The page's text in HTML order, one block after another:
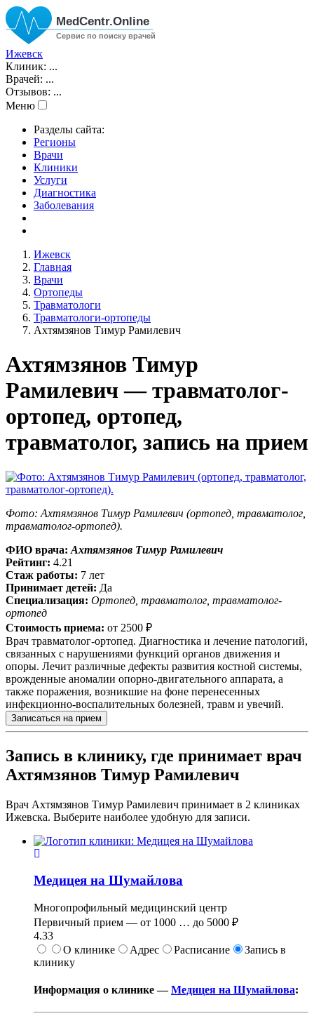
Ижевск
Клиник: ...
Врачей: ...
Отзывов: ...
Меню
Разделы сайта:
Регионы
Врачи
Клиники
Услуги
Диагностика
Заболевания
Ижевск
Главная
Врачи
Ортопеды
Травматологи
Травматологи-ортопеды
Ахтямзянов Тимур Рамилевич
Ахтямзянов Тимур
Рамилевич — травматолог-
ортопед, ортопед,
травматолог, запись на прием
Фото: Ахтямзянов Тимур Рамилевич (ортопед, травматолог,
травматолог-ортопед).
ФИО врача: Ахтямзянов Тимур Рамилевич
Рейтинг: 4.21
Стаж работы: 7 лет
Принимает детей: Да
Специализация: Ортопед, травматолог, травматолог-
ортопед
Стоимость приема: от 2500 ₽
Врач травматолог-ортопед. Диагностика и лечение патологий,
связанных с нарушениями функций органов движения и
опоры. Лечит различные дефекты развития костной системы,
врожденные аномалии опорно-двигательного аппарата, а
также поражения, возникшие на фоне перенесенных
инфекционно-воспалительных болезней, травм и увечий.
Записаться на прием
Запись в клинику, где принимает врач
Ахтямзянов Тимур Рамилевич
Врач Ахтямзянов Тимур Рамилевич принимает в 2 клиниках
Ижевска. Выберите наиболее удобную для записи.
Медицея на Шумайлова
Многопрофильный медицинский центр
Первичный прием — от 1000 … до 5000 ₽
4.33
О клинике
Адрес Расписание
Запись в
клинику
Информация о клинике —Медицея на Шумайлова: